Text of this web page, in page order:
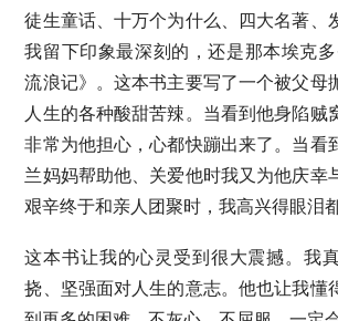
徒生童话、十万个为什么、四大名著、
我留下印象最深刻的，还是那本埃克
流浪记》。这本书主要写了一个被父母
人生的各种酸甜苦辣。当看到他身陷贼
非常为他担心，心都快蹦出来了。当看
兰妈妈帮助他、关爱他时我又为他庆幸
艰辛终于和亲人团聚时，我高兴得眼泪
这本书让我的心灵受到很大震撼。我
挠、坚强面对人生的意志。他也让我懂